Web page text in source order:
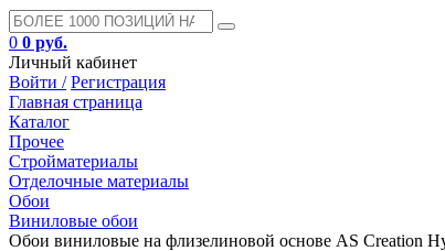
0 0 руб.
Личный кабинет
Войти / Регистрация
Главная страница
Каталог
Прочее
Стройматериалы
Отделочные материалы
Обои
Виниловые обои
Обои виниловые на флизелиновой основе AS Creation